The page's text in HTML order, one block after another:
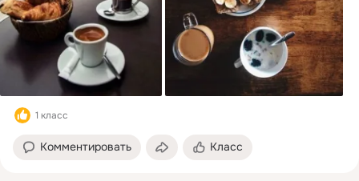
1 класс
Комментировать Класс